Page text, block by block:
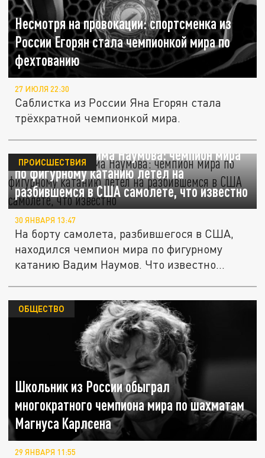
Несмотря на провокации: спортсменка из
России Егорян стала чемпионкой мира по
фехтованию
27 ИЮЛЯ 22:30
Саблистка из России Яна Егорян стала
трёхкратной чемпионкой мира.
Биография Вадима Наумова: чемпион мира
по фигурному катанию летел на
разбившемся в США самолете, что известно
ПРОИСШЕСТВИЯ
30 ЯНВАРЯ 13:47
На борту самолета, разбившегося в США,
находился чемпион мира по фигурному
катанию Вадим Наумов. Что известно...
Школьник из России обыграл
многократного чемпиона мира по шахматам
Магнуса Карлсена
ОБЩЕСТВО
29 ЯНВАРЯ 11:55